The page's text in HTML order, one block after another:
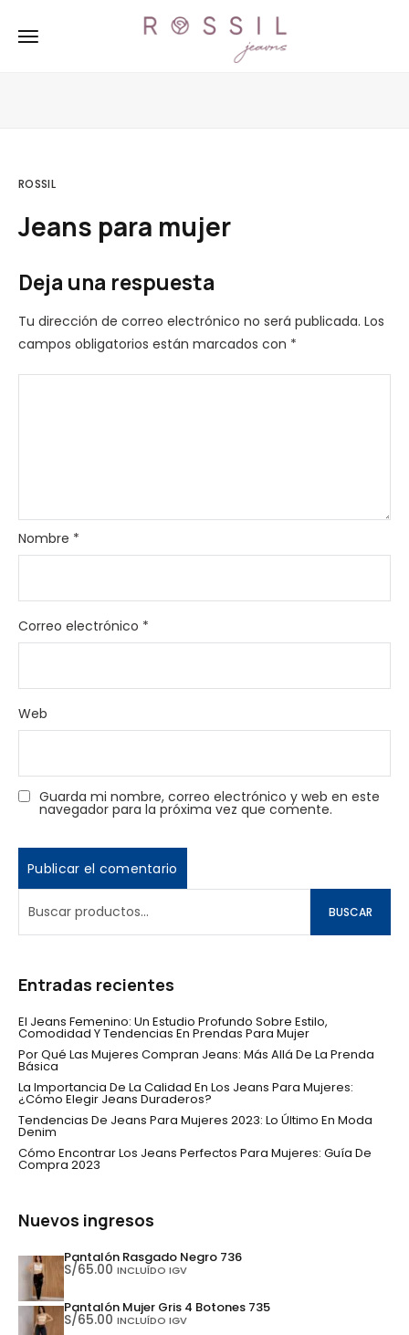
ROSSIL
Jeans para mujer
Deja una respuesta
Tu dirección de correo electrónico no será publicada. Los
campos obligatorios están marcados con *
Nombre *
Correo electrónico *
Web
Guarda mi nombre, correo electrónico y web en este
navegador para la próxima vez que comente.
BUSCAR
Entradas recientes
El Jeans Femenino: Un Estudio Profundo Sobre Estilo,
Comodidad Y Tendencias En Prendas Para Mujer
Por Qué Las Mujeres Compran Jeans: Más Allá De La Prenda
Básica
La Importancia De La Calidad En Los Jeans Para Mujeres:
¿Cómo Elegir Jeans Duraderos?
Tendencias De Jeans Para Mujeres 2023: Lo Último En Moda
Denim
Cómo Encontrar Los Jeans Perfectos Para Mujeres: Guía De
Compra 2023
Nuevos ingresos
Pantalón Rasgado Negro 736
S/65.00 INCLUÍDO IGV
Pantalón Mujer Gris 4 Botones 735
S/65.00 INCLUÍDO IGV